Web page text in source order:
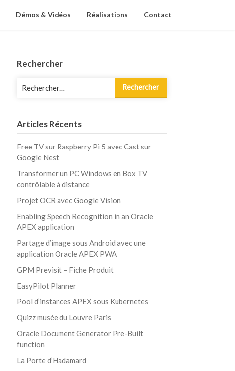
Démos & Vidéos Réalisations Contact
Rechercher
Articles Récents
Free TV sur Raspberry Pi 5 avec Cast sur
Google Nest
Transformer un PC Windows en Box TV
contrôlable à distance
Projet OCR avec Google Vision
Enabling Speech Recognition in an Oracle
APEX application
Partage d’image sous Android avec une
application Oracle APEX PWA
GPM Previsit – Fiche Produit
EasyPilot Planner
Pool d’instances APEX sous Kubernetes
Quizz musée du Louvre Paris
Oracle Document Generator Pre-Built
function
La Porte d’Hadamard